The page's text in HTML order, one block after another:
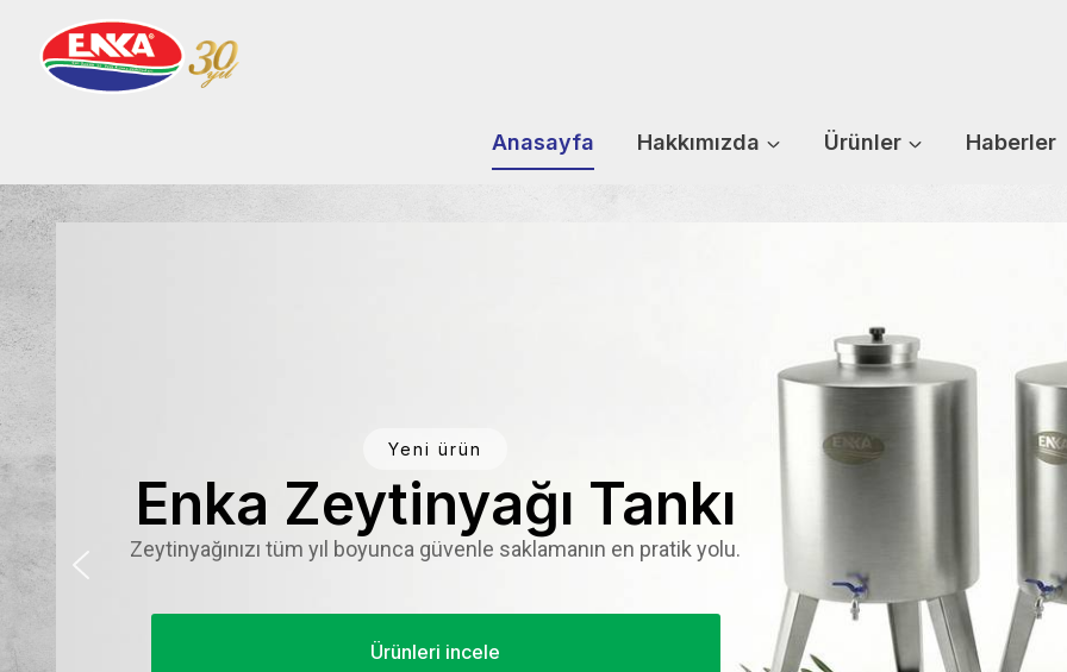
content
Anasayfa Hakkımızda Ürünler Haberler
Yeni ürün
Enka Zeytinyağı Tankı
Zeytinyağınızı tüm yıl boyunca güvenle saklamanın en pratik yolu.
Ürünleri incele